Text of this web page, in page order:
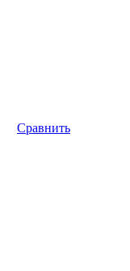
Сравнить